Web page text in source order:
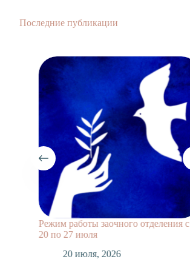
Последние публикации
Режим работы заочного отделения с
20 по 27 июля
20 июля, 2026